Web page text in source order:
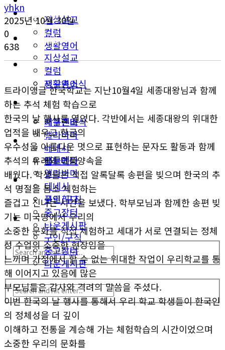
지상설교
컬럼
생활영어
미국뉴스
지구촌소식
동남부
애틀랜타
앨라바마
테네시
플로리다
생활안내
구인/구직
중고장터
타운게시판
이민뉴스
오피니언
지상설교
컬럼
생활영어
미국뉴스
지구촌소식
동남부
애틀랜타
앨라바마
테네시
플로리다
생활안내
구인/구직
중고장터
타운게시판
yhkn
2025년 10월 30일
0
638
트라이앵글 한국학교는 지난10월4일 세종대왕님과 함께
하는 추석 체험 학습으로
한국의 날 행사를 열었다. 각반에서는 세종대왕의 위대한
업적을 배우고 한글의
우수성을 아름다운 멋으로 표현하는 문자도 활동과 함께
추석의 유래와 미풍양속을
배웠다. 학생들은 직접 알록달록 송편을 빚으며 한국의 추
석 명절을 몸소 체험하는
즐겁고 신나는 시간을 보냈다. 학부모님과 함께한 송편 빚
기는 미국땅에서 우리의
소중한 문화를 직접 체험하고 세대가 서로 연결되는 정체
성 수업의 소중한 현장임을
느끼며 가정에서 할 수 없는 위대한 작업이 우리학교를 통
해 이어지고 있음에 많은
부모님들은 감사와 격려의 말씀을 주셨다.
이번 한국의 날 행사를 통해서 우리 학교 학생들이 한국인
의 정체성을 더 깊이
이해하고 전통을 계승해 가는 체험학습의 시간이었으며
소중한 우리의 문화를